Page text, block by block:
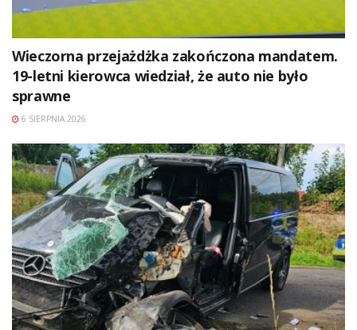
Wieczorna przejażdżka zakończona mandatem.
19-letni kierowca wiedział, że auto nie było
sprawne
6 SIERPNIA 2026